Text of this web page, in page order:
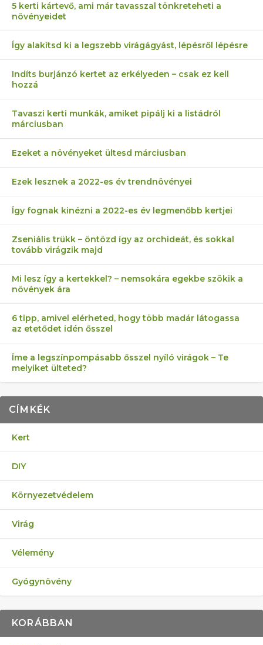
5 kerti kártevő, ami már tavasszal tönkreteheti a
növényeidet
Így alakítsd ki a legszebb virágágyást, lépésről lépésre
Indíts burjánzó kertet az erkélyeden – csak ez kell
hozzá
Tavaszi kerti munkák, amiket pipálj ki a listádról
márciusban
Ezeket a növényeket ültesd márciusban
Ezek lesznek a 2022-es év trendnövényei
Így fognak kinézni a 2022-es év legmenőbb kertjei
Zseniális trükk – öntözd így az orchideát, és sokkal
tovább virágzik majd
Mi lesz így a kertekkel? – nemsokára egekbe szökik a
növények ára
6 tipp, amivel elérheted, hogy több madár látogassa
az etetődet idén ősszel
Íme a legszínpompásabb ősszel nyíló virágok – Te
melyiket ülteted?
CÍMKÉK
Kert
DIY
Környezetvédelem
Virág
Vélemény
Gyógynövény
KORÁBBAN